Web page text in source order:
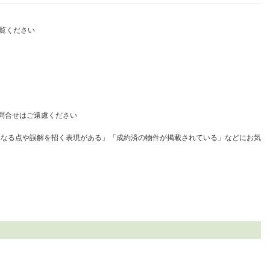
ください
合せはご遠慮ください
る点や誤解を招く表現がある」「成約済の物件が掲載されている」などにお気